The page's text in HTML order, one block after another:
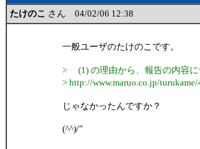
たけのこ さん 04/02/06 12:38
一般ユーザのたけのこです。
> (1) の理由から、報告の内容に
> http://www.maruo.co.jp/turukame/
じゃなかったんですか？
(^^)/”